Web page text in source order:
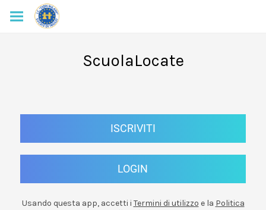
ScuolaLocate
ISCRIVITI
LOGIN
Usando questa app, accetti i Termini di utilizzo e la Politica